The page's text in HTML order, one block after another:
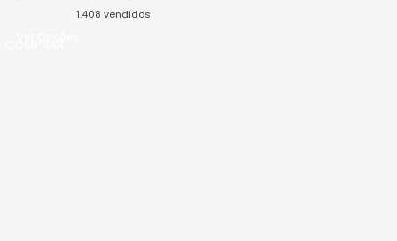
1.408 vendidos